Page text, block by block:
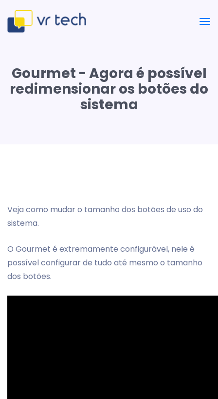
Gourmet - Agora é possível
redimensionar os botões do
sistema
Veja como mudar o tamanho dos botões de uso do
sistema.
O Gourmet é extremamente configurável, nele é
possível configurar de tudo até mesmo o tamanho
dos botões.